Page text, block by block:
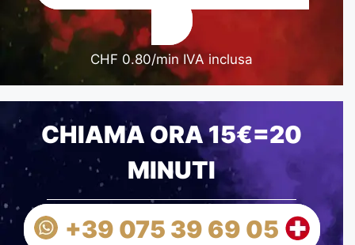
CHF 0.80/min IVA inclusa
CHIAMA ORA 15€=20
MINUTI
+39 075 39 69 05